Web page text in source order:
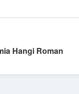
Hangi Roman